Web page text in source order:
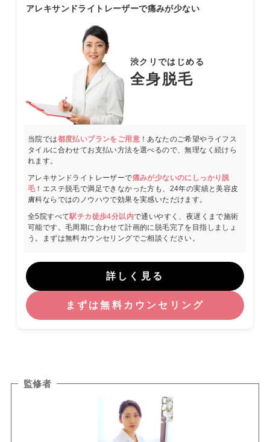
アレキサンドライトレーザーで痛みが少ない
渋クリではじめる
全身脱毛
当院では都度払いプランをご用意！あなたのご希望やライフス
タイルに合わせてお支払い方法を選べるので、無理なく続けら
れます。
アレキサンドライトレーザーで痛みが少ないのにしっかり脱
毛！エステ脱毛で満足できなかった方も、24年の実績と美容皮
膚科ならではのノウハウで効果を実感いただけます。
全5院すべて駅チカ徒歩4分以内で通いやすく、夜遅くまで施術
可能です。毛周期に合わせて計画的に脱毛完了を目指しましょ
う。まずは無料カウンセリングでご相談ください。
詳しく見る
まずは無料カウンセリング
監修者